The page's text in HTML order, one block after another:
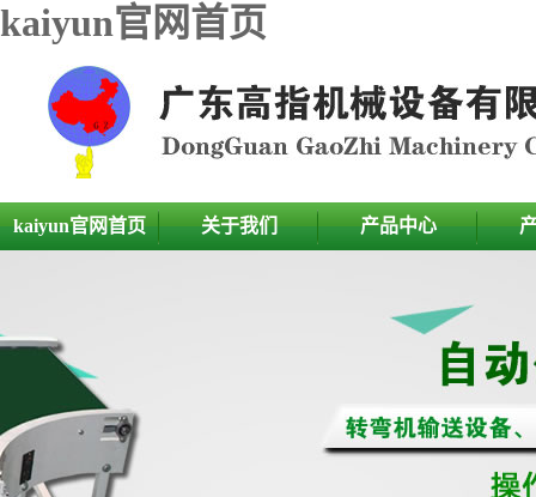
kaiyun官网首页
kaiyun官网首页 关于我们 产品中心